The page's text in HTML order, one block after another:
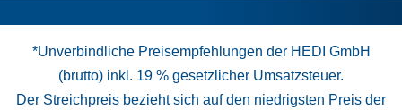
*Unverbindliche Preisempfehlungen der HEDI GmbH
(brutto) inkl. 19 % gesetzlicher Umsatzsteuer.
Der Streichpreis bezieht sich auf den niedrigsten Preis der